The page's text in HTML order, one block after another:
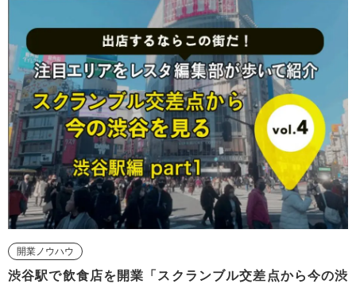
開業ノウハウ
渋谷駅で飲食店を開業「スクランブル交差点から今の渋